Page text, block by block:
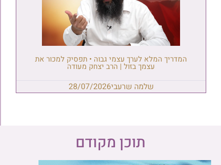
המדריך המלא לערך עצמי גבוה • תפסיק למכור את
עצמך בזול | הרב יצחק מעודה
שלמה שרעבי28/07/2026
תוכן מקודם